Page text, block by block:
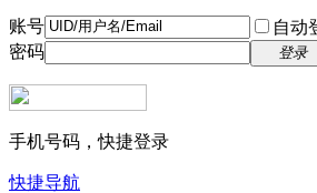
账号 自动
密码
登录
手机号码，快捷登录
快捷导航